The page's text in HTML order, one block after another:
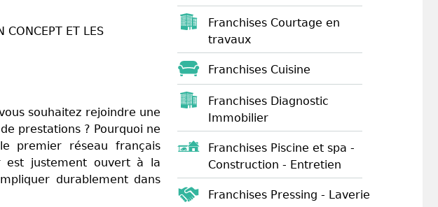
CONCEPT ET LES
souhaitez rejoindre une
prestations ? Pourquoi ne
premier réseau français
est justement ouvert à la
durablement dans
Franchises Courtage en
travaux
Franchises Cuisine
Franchises Diagnostic
Immobilier
Franchises Piscine et spa -
Construction - Entretien
Franchises Pressing - Laverie